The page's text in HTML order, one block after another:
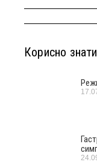
Корисно знати